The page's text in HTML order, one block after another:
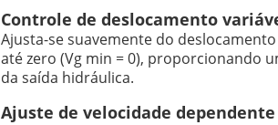
Controle de deslocamento
Ajusta-se suavemente do
até zero (Vg min = 0), proporcionando
da saída hidráulica.
Ajuste de velocidade